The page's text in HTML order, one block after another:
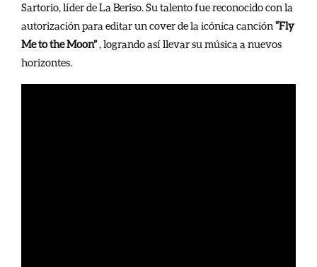
Sartorio, líder de La Beriso. Su talento fue reconocido con la
autorización para editar un cover de la icónica canción “Fly
Me to the Moon”, logrando así llevar su música a nuevos
horizontes.